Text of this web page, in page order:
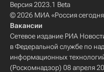
Версия 2023.1 Beta
© 2026 МИА «Россия
Вакансии
Сетевое издание РИА
в Федеральной службе по
информационных
(Роскомнадзор) 08 апреля